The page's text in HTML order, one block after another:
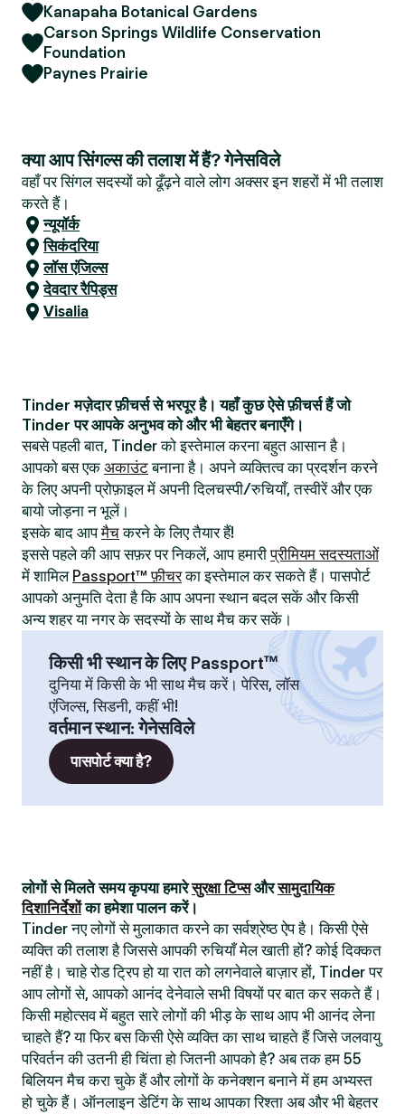
Kanapaha Botanical Gardens
Carson Springs Wildlife Conservation
Foundation
Paynes Prairie
क्या आप सिंगल्स की तलाश में हैं? गेनेसविले
वहाँ पर सिंगल सदस्यों को ढूँढ़ने वाले लोग अक्सर इन शहरों में भी तलाश
करते हैं।
न्यूयॉर्क
सिकंदरिया
लॉस एंजिल्स
देवदार रैपिड्स
Visalia
Tinder मज़ेदार फ़ीचर्स से भरपूर है। यहाँ कुछ ऐसे फ़ीचर्स हैं जो
Tinder पर आपके अनुभव को और भी बेहतर बनाएँगे।
सबसे पहली बात, Tinder को इस्तेमाल करना बहुत आसान है।
आपको बस एक अकाउंटबनाना है। अपने व्यक्तित्व का प्रदर्शन करने
के लिए अपनी प्रोफ़ाइल में अपनी दिलचस्पी/रुचियाँ, तस्वीरें और एक
बायो जोड़ना न भूलें।
इसके बाद आपमैचकरने के लिए तैयार हैं!
इससे पहले की आप सफ़र पर निकलें, आप हमारीप्रीमियम सदस्यताओं
में शामिल Passport™ फ़ीचरका इस्तेमाल कर सकते हैं। पासपोर्ट
आपको अनुमति देता है कि आप अपना स्थान बदल सकें और किसी
अन्य शहर या नगर के सदस्यों के साथ मैच कर सकें।
किसी भी स्थान के लिए Passport™
दुनिया में किसी के भी साथ मैच करें। पेरिस, लॉस
एंजिल्स, सिडनी, कहीं भी!
वर्तमान स्थान:गेनेसविले
पासपोर्ट क्या है?
लोगों से मिलते समय कृपया हमारेसुरक्षा टिप्सऔरसामुदायिक
दिशानिर्देशोंका हमेशा पालन करें।
Tinder नए लोगों से मुलाकात करने का सर्वश्रेष्ठ ऐप है। किसी ऐसे
व्यक्ति की तलाश है जिससे आपकी रुचियाँ मेल खाती हों? कोई दिक्कत
नहीं है। चाहे रोड ट्रिप हो या रात को लगनेवाले बाज़ार हों, Tinder पर
आप लोगों से, आपको आनंद देनेवाले सभी विषयों पर बात कर सकते हैं।
किसी महोत्सव में बहुत सारे लोगों की भीड़ के साथ आप भी आनंद लेना
चाहते हैं? या फिर बस किसी ऐसे व्यक्ति का साथ चाहते हैं जिसे जलवायु
परिवर्तन की उतनी ही चिंता हो जितनी आपको है? अब तक हम 55
बिलियन मैच करा चुके हैं और लोगों के कनेक्शन बनाने में हम अभ्यस्त
हो चुके हैं। ऑनलाइन डेटिंग के साथ आपका रिश्ता अब और भी बेहतर